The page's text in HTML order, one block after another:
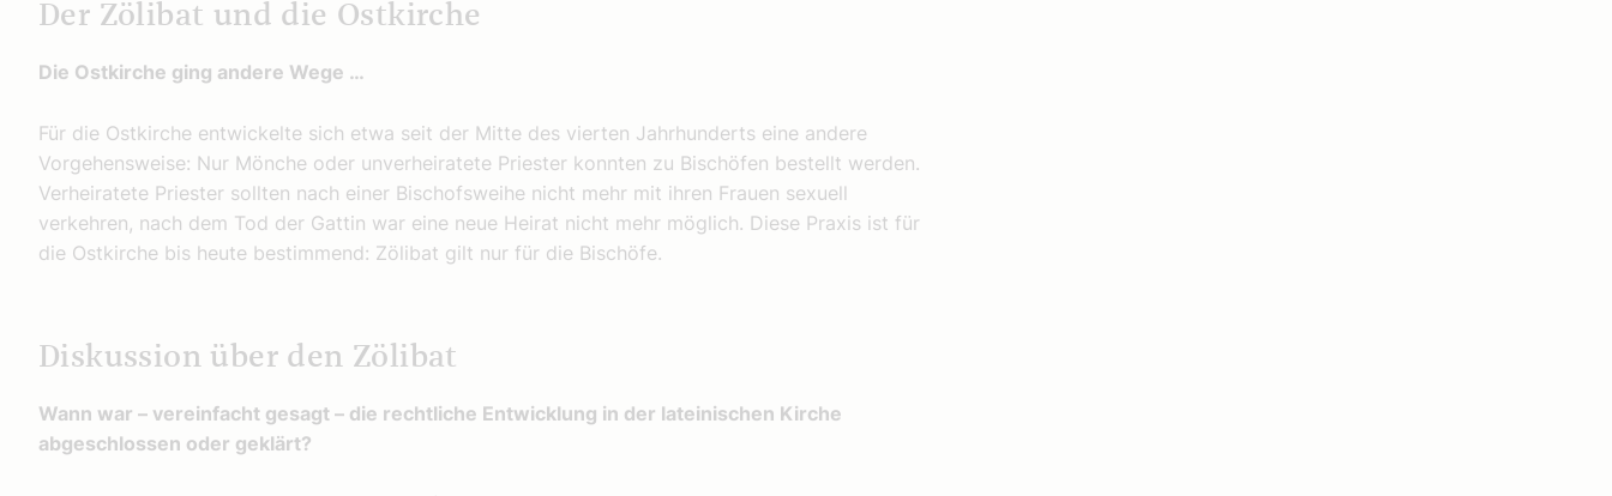
Der Zölibat und die Ostkirche
Die Ostkirche ging andere Wege …
Für die Ostkirche entwickelte sich etwa seit der Mitte des vierten Jahrhunderts eine andere
Vorgehensweise: Nur Mönche oder unverheiratete Priester konnten zu Bischöfen bestellt werden.
Verheiratete Priester sollten nach einer Bischofsweihe nicht mehr mit ihren Frauen sexuell
verkehren, nach dem Tod der Gattin war eine neue Heirat nicht mehr möglich. Diese Praxis ist für
die Ostkirche bis heute bestimmend: Zölibat gilt nur für die Bischöfe.
Diskussion über den Zölibat
Wann war – vereinfacht gesagt – die rechtliche Entwicklung in der lateinischen Kirche
abgeschlossen oder geklärt?